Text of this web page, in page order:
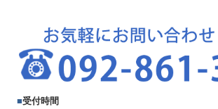
■受付時間